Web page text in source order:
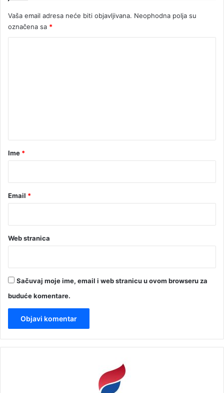
Vaša email adresa neće biti objavljivana. Neophodna polja su
označena sa *
rIme *
Email *
Web stranica
Sačuvaj moje ime, email i web stranicu u ovom browseru za
buduće komentare.